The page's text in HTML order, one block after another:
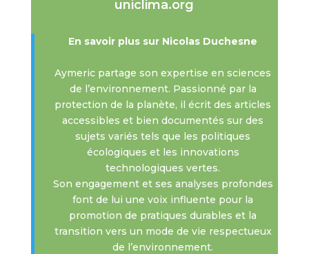
uniclima.org
En savoir plus sur Nicolas Duchesne
Aymeric partage son expertise en sciences
de l’environnement. Passionné par la
protection de la planète, il écrit des articles
accessibles et bien documentés sur des
sujets variés tels que les politiques
écologiques et les innovations
technologiques vertes.
Son engagement et ses analyses profondes
font de lui une voix influente pour la
promotion de pratiques durables et la
transition vers un mode de vie respectueux
de l’environnement.